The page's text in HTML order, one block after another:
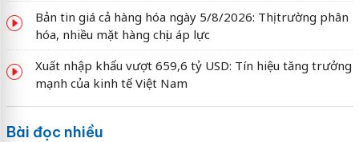
Bản tin giá cả hàng hóa ngày 5/8/2026: Thị trường phân
hóa, nhiều mặt hàng chịu áp lực
Xuất nhập khẩu vượt 659,6 tỷ USD: Tín hiệu tăng trưởng
mạnh của kinh tế Việt Nam
Bài đọc nhiều